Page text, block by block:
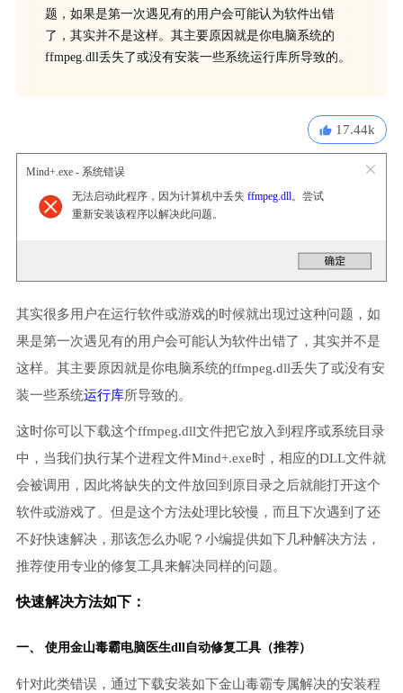
题，如果是第一次遇见有的用户会可能认为软件出错
了，其实并不是这样。其主要原因就是你电脑系统的
ffmpeg.dll丢失了或没有安装一些系统运行库所导致的。
17.44k
Mind+.exe - 系统错误
无法启动此程序，因为计算机中丢失 ffmpeg.dll。尝试
重新安装该程序以解决此问题。
其实很多用户在运行软件或游戏的时候就出现过这种问题，如
果是第一次遇见有的用户会可能认为软件出错了，其实并不是
这样。其主要原因就是你电脑系统的ffmpeg.dll丢失了或没有安
装一些系统运行库所导致的。
这时你可以下载这个ffmpeg.dll文件把它放入到程序或系统目录
中，当我们执行某个进程文件Mind+.exe时，相应的DLL文件就
会被调用，因此将缺失的文件放回到原目录之后就能打开这个
软件或游戏了。但是这个方法处理比较慢，而且下次遇到了还
不好快速解决，那该怎么办呢？小编提供如下几种解决方法，
推荐使用专业的修复工具来解决同样的问题。
快速解决方法如下：
一、 使用金山毒霸电脑医生dll自动修复工具（推荐）
针对此类错误，通过下载安装如下金山毒霸专属解决的安装程